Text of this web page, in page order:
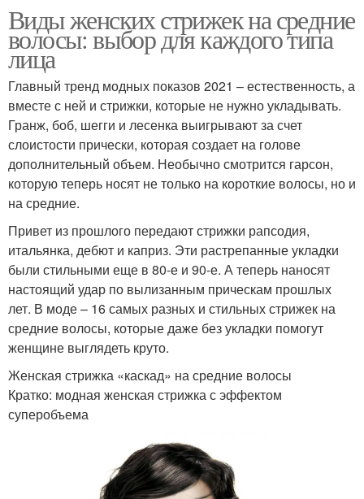
Виды женских стрижек на средние
волосы: выбор для каждого типа
лица
Главный тренд модных показов 2021 – естественность, а
вместе с ней и стрижки, которые не нужно укладывать.
Гранж, боб, шегги и лесенка выигрывают за счет
слоистости прически, которая создает на голове
дополнительный объем. Необычно смотрится гарсон,
которую теперь носят не только на короткие волосы, но и
на средние.
Привет из прошлого передают стрижки рапсодия,
итальянка, дебют и каприз. Эти растрепанные укладки
были стильными еще в 80-е и 90-е. А теперь наносят
настоящий удар по вылизанным прическам прошлых
лет. В моде – 16 самых разных и стильных стрижек на
средние волосы, которые даже без укладки помогут
женщине выглядеть круто.
Женская стрижка «каскад» на средние волосы
Кратко: модная женская стрижка с эффектом
суперобъема